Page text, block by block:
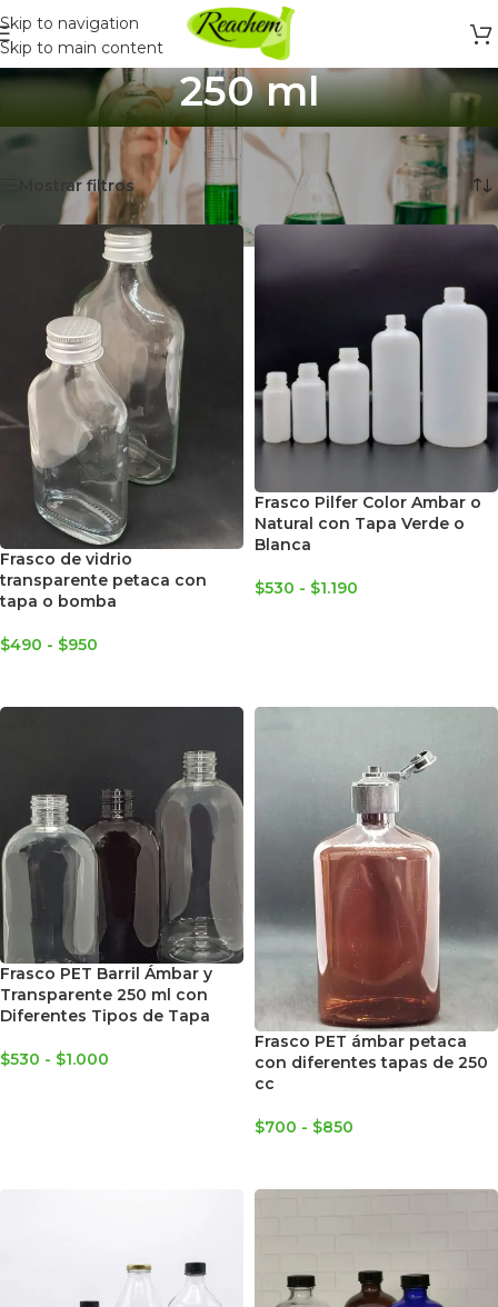
Skip to navigation
Skip to main content
250 ml
Inicio Productos etiquetados “250 ml” Mostrando 9 resultados
Mostrar filtros
Frasco de vidrio
transparente petaca con
tapa o bomba
$490 - $950
Frasco Pilfer Color Ambar o
Natural con Tapa Verde o
Blanca
$530 - $1.190
Frasco PET Barril Ámbar y
Transparente 250 ml con
Diferentes Tipos de Tapa
$530 - $1.000
Frasco PET ámbar petaca
con diferentes tapas de 250
cc
$700 - $850